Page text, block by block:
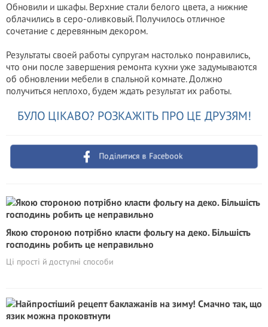
Обновили и шкафы. Верхние стали белого цвета, а нижние
облачились в серо-оливковый. Получилось отличное
сочетание с деревянным декором.
Результаты своей работы супругам настолько понравились,
что они после завершения ремонта кухни уже задумываются
об обновлении мебели в спальной комнате. Должно
получиться неплохо, будем ждать результат их работы.
БУЛО ЦІКАВО? РОЗКАЖІТЬ ПРО ЦЕ ДРУЗЯМ!
Поділитися в Facebook
Якою стороною потрібно класти фольгу на деко. Більшість
господинь робить це неправильно
Ці прості й доступні способи